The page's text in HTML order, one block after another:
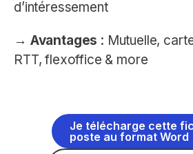
d’intéressement
→ Avantages : Mutuelle,
RTT, flexoffice & more
Je télécharge cette
poste au format Word